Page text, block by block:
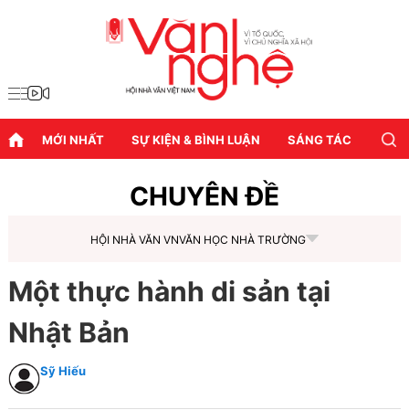
MỚI NHẤT SỰ KIỆN & BÌNH LUẬN SÁNG TÁC
CHUYÊN ĐỀ
HỘI NHÀ VĂN VNVĂN HỌC NHÀ TRƯỜNG
Một thực hành di sản tại
Nhật Bản
Sỹ Hiếu